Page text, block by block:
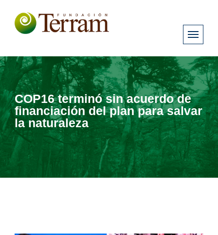
COP16 terminó sin acuerdo de
financiación del plan para salvar
la naturaleza